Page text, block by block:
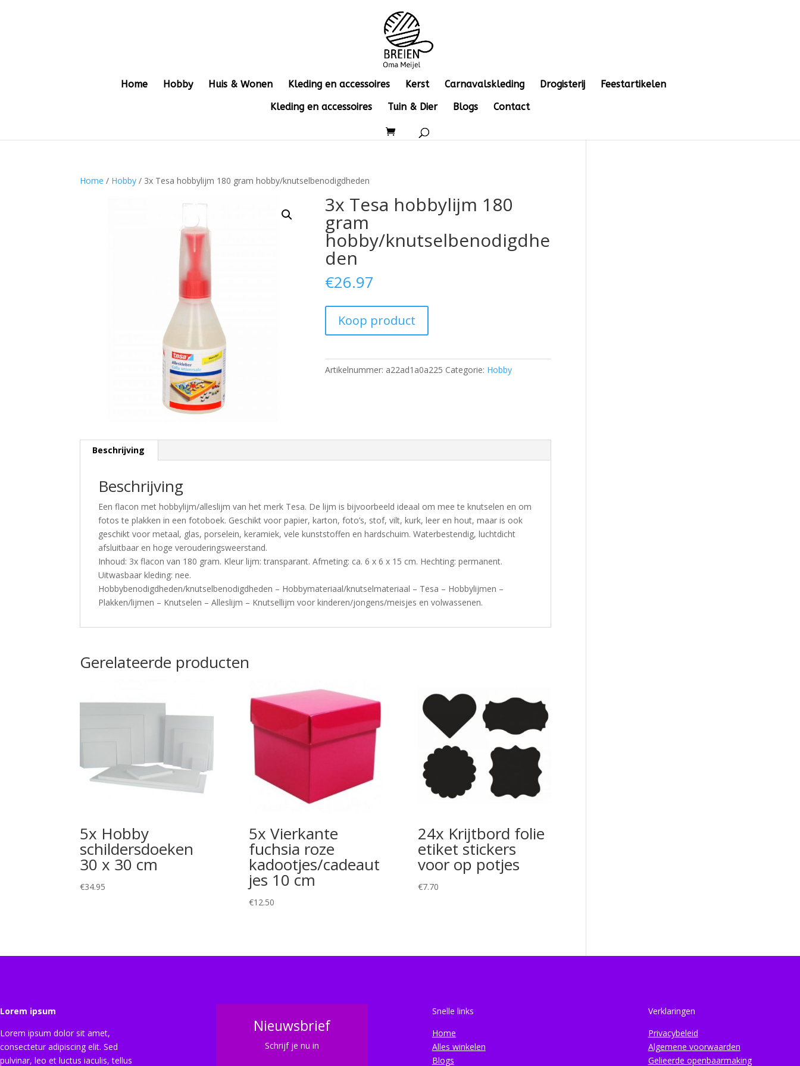
Home Hobby Huis & Wonen Kleding en accessoires Kerst Carnavalskleding Drogisterij
Feestartikelen
Kleding en accessoires
Tuin & Dier Blogs Contact
Home / Hobby / 3x Tesa hobbylijm 180 gram hobby/knutselbenodigdheden
3x Tesa hobbylijm 180
gram
hobby/knutselbenodigdhe
den
€26.97
Koop product
Artikelnummer: a22ad1a0a225 Categorie: Hobby
Beschrijving
Beschrijving
Een flacon met hobbylijm/alleslijm van het merk Tesa. De lijm is bijvoorbeeld ideaal om mee te knutselen en om
fotos te plakken in een fotoboek. Geschikt voor papier, karton, foto’s, stof, vilt, kurk, leer en hout, maar is ook
geschikt voor metaal, glas, porselein, keramiek, vele kunststoffen en hardschuim. Waterbestendig, luchtdicht
afsluitbaar en hoge verouderingsweerstand.
Inhoud: 3x flacon van 180 gram. Kleur lijm: transparant. Afmeting: ca. 6 x 6 x 15 cm. Hechting: permanent.
Uitwasbaar kleding: nee.
Hobbybenodigdheden/knutselbenodigdheden – Hobbymateriaal/knutselmateriaal – Tesa – Hobbylijmen –
Plakken/lijmen – Knutselen – Alleslijm – Knutsellijm voor kinderen/jongens/meisjes en volwassenen.
Gerelateerde producten
5x Hobby
schildersdoeken
30 x 30 cm
€34.95
5x Vierkante
fuchsia roze
kadootjes/cadeaut
jes 10 cm
€12.50
24x Krijtbord folie
etiket stickers
voor op potjes
€7.70
Lorem ipsum
Lorem ipsum dolor sit amet,
consectetur adipiscing elit. Sed
pulvinar, leo et luctus iaculis, tellus
Nieuwsbrief
Schrijf je nu in
Snelle links
Home
Alles winkelen
Blogs
Verklaringen
Privacybeleid
Algemene voorwaarden
Gelieerde openbaarmaking